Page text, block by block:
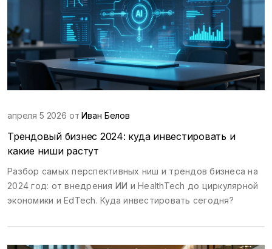
апреля 5 2026 отИван Белов
Трендовый бизнес 2024: куда инвестировать и
какие ниши растут
Разбор самых перспективных ниш и трендов бизнеса на
2024 год: от внедрения ИИ и HealthTech до циркулярной
экономики и EdTech. Куда инвестировать сегодня?